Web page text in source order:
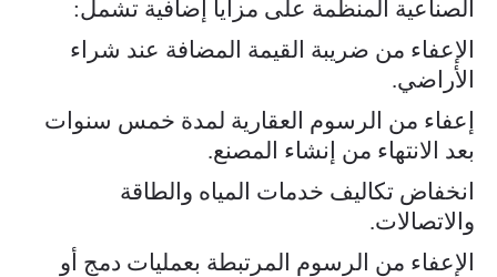
الصناعية المنظمة على مزايا إضافية تشمل:
الإعفاء من ضريبة القيمة المضافة عند شراء
الأراضي.
إعفاء من الرسوم العقارية لمدة خمس سنوات
بعد الانتهاء من إنشاء المصنع.
انخفاض تكاليف خدمات المياه والطاقة
والاتصالات.
الإعفاء من الرسوم المرتبطة بعمليات دمج أو